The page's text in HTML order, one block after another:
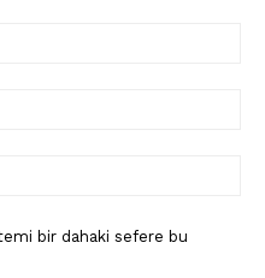
bir dahaki sefere bu